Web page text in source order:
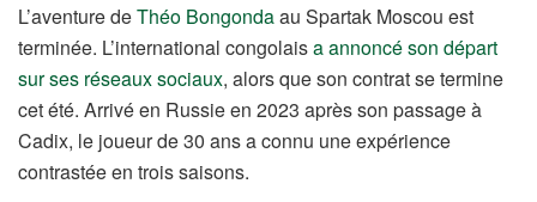
L’aventure deThéo Bongondaau Spartak Moscou est
terminée. L’international congolaisa annoncé son départ
sur ses réseaux sociaux, alors que son contrat se termine
cet été. Arrivé en Russie en 2023 après son passage à
Cadix, le joueur de 30 ans a connu une expérience
contrastée en trois saisons.